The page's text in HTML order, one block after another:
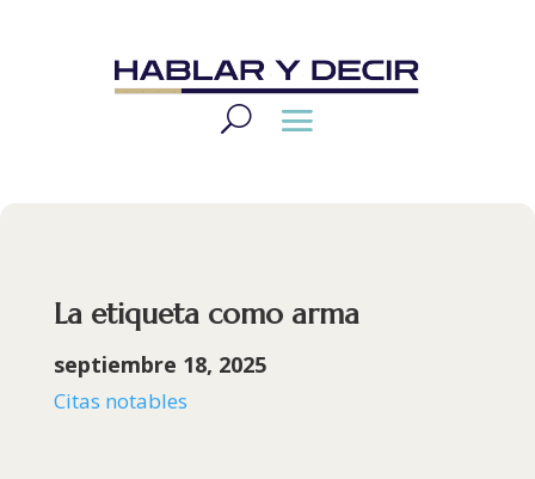
La etiqueta como arma
septiembre 18, 2025
Citas notables